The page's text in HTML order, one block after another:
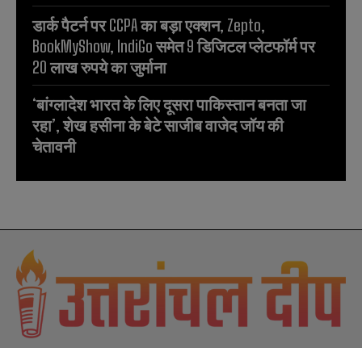
डार्क पैटर्न पर CCPA का बड़ा एक्शन, Zepto,
BookMyShow, IndiGo समेत 9 डिजिटल प्लेटफॉर्म पर
20 लाख रुपये का जुर्माना
‘बांग्लादेश भारत के लिए दूसरा पाकिस्तान बनता जा
रहा’, शेख हसीना के बेटे साजीब वाजेद जॉय की
चेतावनी